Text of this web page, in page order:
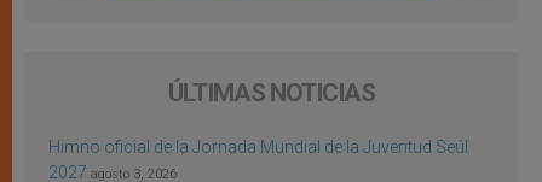
ÚLTIMAS NOTICIAS
Himno oficial de la Jornada Mundial de la Juventud Seúl
2027 agosto 3, 2026